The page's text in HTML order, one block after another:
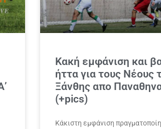
Κακή εμφάνιση και
ήττα για τους Νέους
Ξάνθης απο
(+pics)
Κάκιστη εμφάνιση